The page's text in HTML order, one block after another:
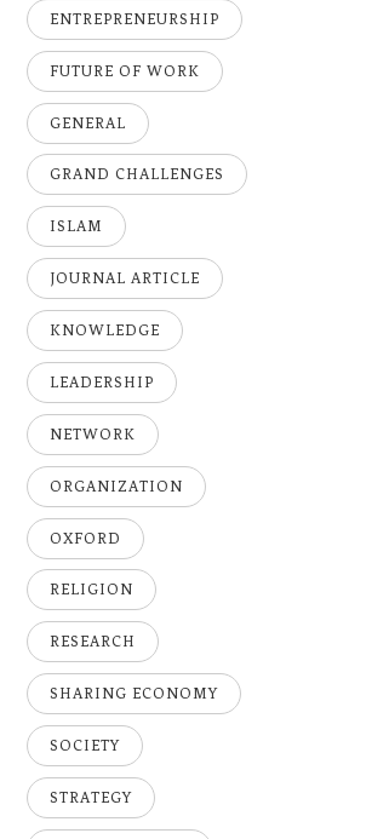
ENTREPRENEURSHIP
FUTURE OF WORK
GENERAL
GRAND CHALLENGES
ISLAM
JOURNAL ARTICLE
KNOWLEDGE
LEADERSHIP
NETWORK
ORGANIZATION
OXFORD
RELIGION
RESEARCH
SHARING ECONOMY
SOCIETY
STRATEGY